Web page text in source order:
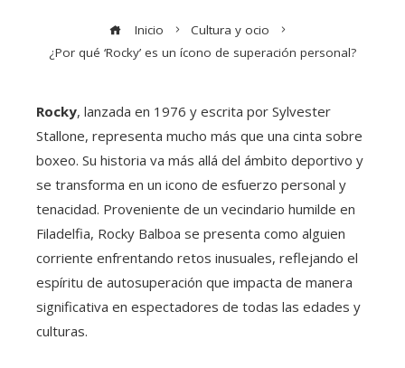
Inicio
Cultura y ocio
¿Por qué ‘Rocky’ es un ícono de superación personal?
Rocky, lanzada en 1976 y escrita por Sylvester
Stallone, representa mucho más que una cinta sobre
boxeo. Su historia va más allá del ámbito deportivo y
se transforma en un icono de esfuerzo personal y
tenacidad. Proveniente de un vecindario humilde en
Filadelfia, Rocky Balboa se presenta como alguien
corriente enfrentando retos inusuales, reflejando el
espíritu de autosuperación que impacta de manera
significativa en espectadores de todas las edades y
culturas.